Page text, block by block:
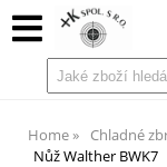
Home Chladné
Nůž Walther BWK7